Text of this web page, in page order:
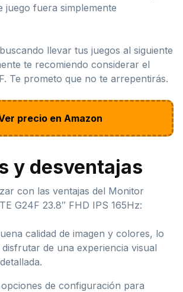
juego fuera simplemente
llevar tus juegos al siguiente
te recomiendo considerar el
Te prometo que no te arrepentirás.
precio en Amazon
y desventajas
con las ventajas del Monitor
G24F 23.8″ FHD IPS 165Hz:
calidad de imagen y colores, lo
de una experiencia visual
de configuración para